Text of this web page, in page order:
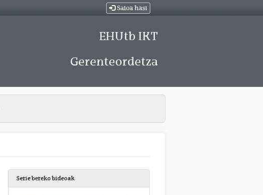
Saioa hasi
EHUtb IKT
Gerenteordetza
Serie bereko bideoak